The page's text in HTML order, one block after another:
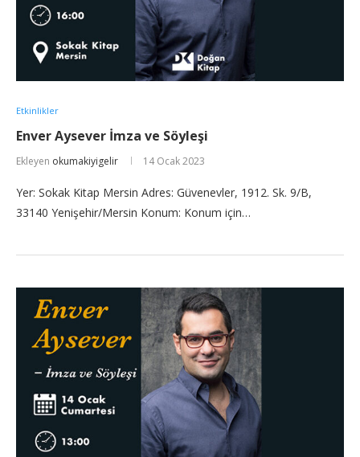
Etkinlikler
Enver Aysever İmza ve Söyleşi
Ekleyen okumakiyigelir 14 Ocak 2023
Yer: Sokak Kitap Mersin Adres: Güvenevler, 1912. Sk. 9/B,
33140 Yenişehir/Mersin Konum: Konum için…